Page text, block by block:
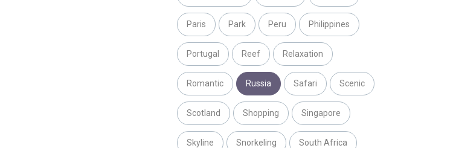
Paris Park Peru Philippines
Portugal Reef Relaxation
Romantic Russia Safari Scenic
Scotland Shopping Singapore
Skyline Snorkeling South Africa